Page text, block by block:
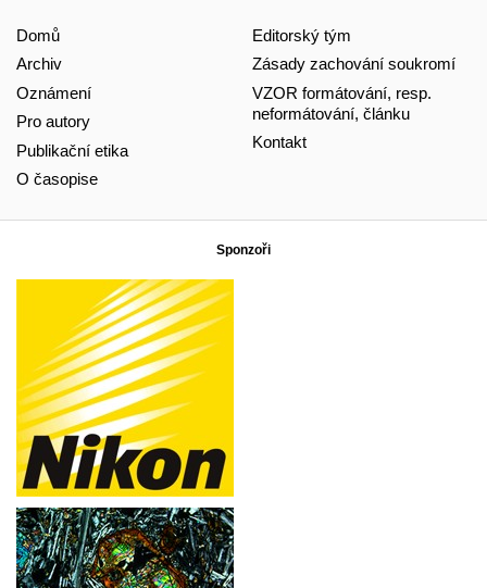
Domů
Archiv
Oznámení
Pro autory
Publikační etika
O časopise
Editorský tým
Zásady zachování soukromí
VZOR formátování, resp.
neformátování, článku
Kontakt
Sponzoři